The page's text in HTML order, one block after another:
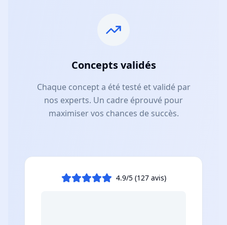
Concepts validés
Chaque concept a été testé et validé par
nos experts. Un cadre éprouvé pour
maximiser vos chances de succès.
4.9/5 (127 avis)